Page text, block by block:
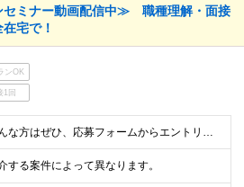
セミナー動画配信中≫ 職種理解・面接
宅で！
ンOK
1回
＼こんな方はぜひ、応募フォームからエントリーください／ ・type転職エージェントのサービスや 無料セミナーにご興味をお持ちいただける方 ・転職活動の情報収集をされている方 ・転職活動のお悩みをお持
する案件によって異なります。